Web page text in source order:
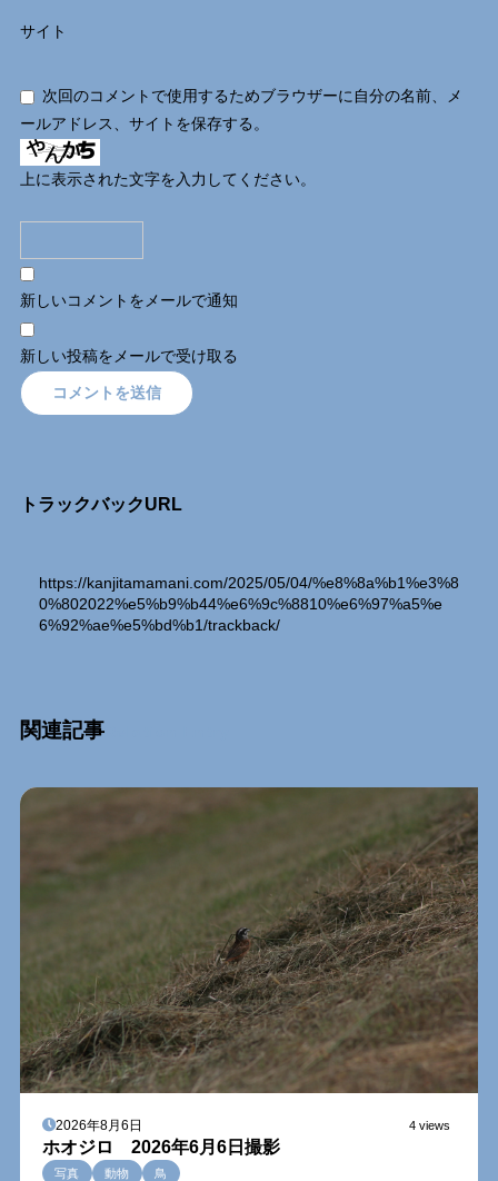
サイト
次回のコメントで使用するためブラウザーに自分の名前、メ
ールアドレス、サイトを保存する。
上に表示された文字を入力してください。
新しいコメントをメールで通知
新しい投稿をメールで受け取る
トラックバックURL
https://kanjitamamani.com/2025/05/04/%e8%8a%b1%e3%8
0%802022%e5%b9%b44%e6%9c%8810%e6%97%a5%e
6%92%ae%e5%bd%b1/trackback/
関連記事Relation Entry
2026年8月6日 4 views
ホオジロ 2026年6月6日撮影
写真 動物 鳥